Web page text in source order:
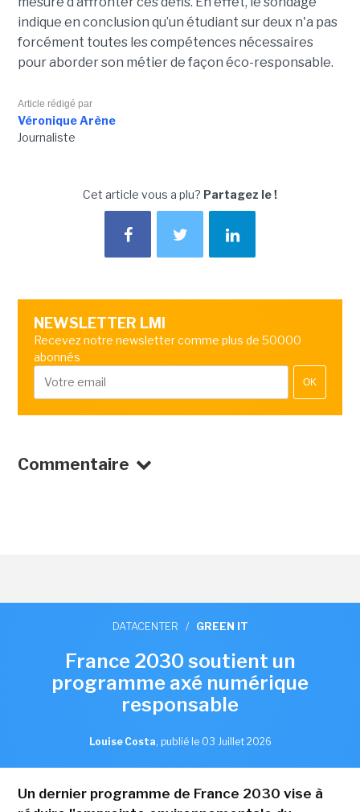
indique en conclusion qu’un étudiant sur deux n'a pas
forcément toutes les compétences nécessaires
pour aborder son métier de façon éco-responsable.
Article rédigé par
Véronique Arène
Journaliste
Cet article vous a plu? Partagez le !
NEWSLETTER LMI
Recevez notre newsletter comme plus de 50000
abonnés
OK
Commentaire
DATACENTER / GREEN IT
France 2030 soutient un
programme axé numérique
responsable
Louise Costa, publié le 03 Juillet 2026
Un dernier programme de France 2030 vise à